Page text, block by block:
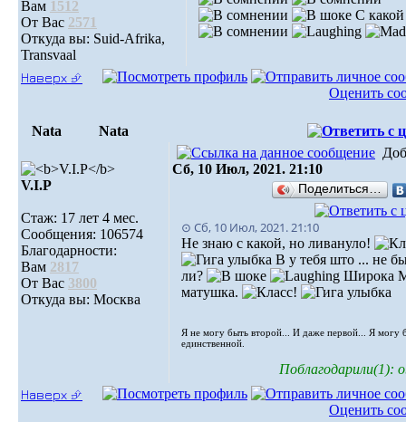
Вам 1512
От Вас 2571
Откуда вы: Suid-Afrika,
Transvaal
С какой
Наверх ⮵
Оценить
Nata Nata
V.I.Р
Стаж: 17 лет 4 мес.
Сообщения: 106574
Благодарности:
Вам 2817
От Вас 3800
Откуда вы: Москва
Сб, 10 Июл, 2021. 21:10
Поделиться…
⊙ Сб, 10 Июл, 2021. 21:10
Не знаю с какой, но ливануло!
В у тебя што ... не
ли?
Широка
матушка.
Я не могу быть второй... И даже первой... Я могу
единственной.
Поблагодарили(1):
Наверх ⮵
Оценить